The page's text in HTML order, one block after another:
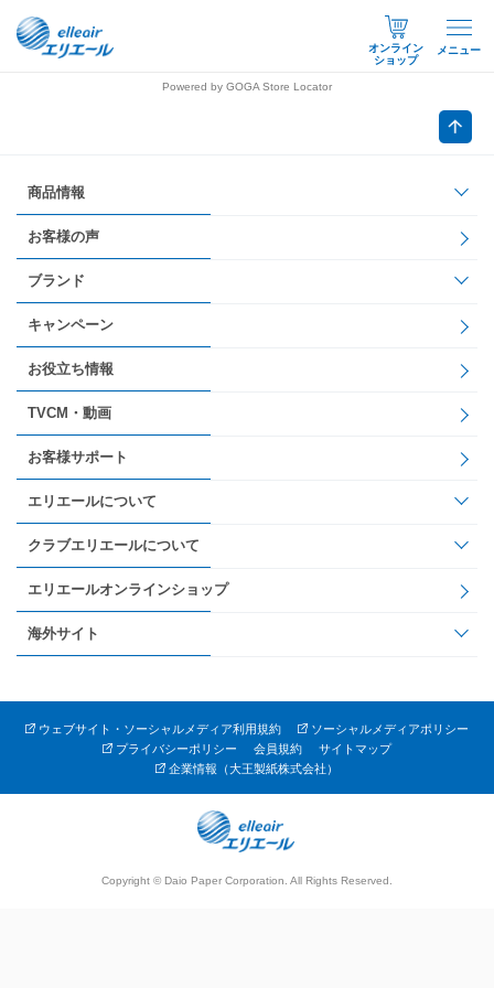
オンライン
ショップ
メニュー
Powered by GOGA Store Locator
商品情報
お客様の声
ブランド
キャンペーン
お役立ち情報
TVCM・動画
お客様サポート
エリエールについて
クラブエリエールについて
エリエールオンラインショップ
海外サイト
ウェブサイト・ソーシャルメディア利用規約
ソーシャルメディアポリシー
プライバシーポリシー
会員規約
サイトマップ
企業情報（大王製紙株式会社）
Copyright © Daio Paper Corporation. All Rights Reserved.